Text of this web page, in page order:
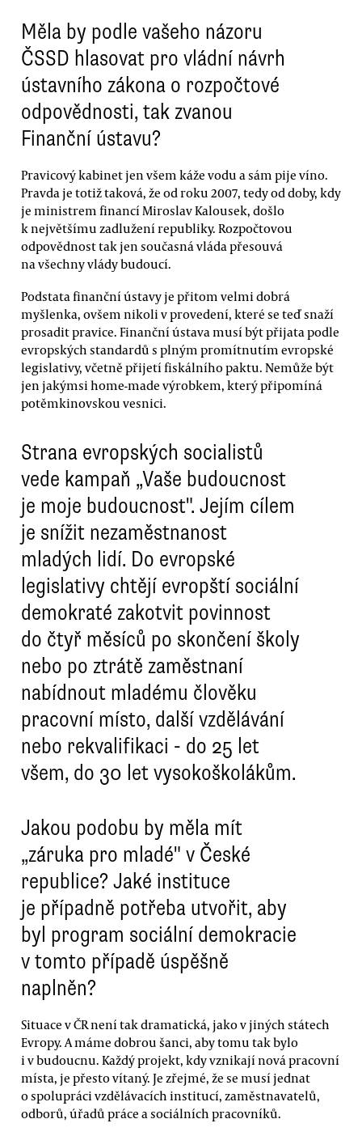
Měla by podle vašeho názoru
ČSSD hlasovat pro vládní návrh
ústavního zákona o rozpočtové
odpovědnosti, tak zvanou
Finanční ústavu?
Pravicový kabinet jen všem káže vodu a sám pije víno.
Pravda je totiž taková, že od roku 2007, tedy od doby, kdy
je ministrem financí Miroslav Kalousek, došlo
k největšímu zadlužení republiky. Rozpočtovou
odpovědnost tak jen současná vláda přesouvá
na všechny vlády budoucí.
Podstata finanční ústavy je přitom velmi dobrá
myšlenka, ovšem nikoli v provedení, které se teď snaží
prosadit pravice. Finanční ústava musí být přijata podle
evropských standardů s plným promítnutím evropské
legislativy, včetně přijetí fiskálního paktu. Nemůže být
jen jakýmsi home-made výrobkem, který připomíná
potěmkinovskou vesnici.
Strana evropských socialistů
vede kampaň „Vaše budoucnost
je moje budoucnost". Jejím cílem
je snížit nezaměstnanost
mladých lidí. Do evropské
legislativy chtějí evropští sociální
demokraté zakotvit povinnost
do čtyř měsíců po skončení školy
nebo po ztrátě zaměstnaní
nabídnout mladému člověku
pracovní místo, další vzdělávání
nebo rekvalifikaci - do 25 let
všem, do 30 let vysokoškolákům.
Jakou podobu by měla mít
„záruka pro mladé" v České
republice? Jaké instituce
je případně potřeba utvořit, aby
byl program sociální demokracie
v tomto případě úspěšně
naplněn?
Situace v ČR není tak dramatická, jako v jiných státech
Evropy. A máme dobrou šanci, aby tomu tak bylo
i v budoucnu. Každý projekt, kdy vznikají nová pracovní
místa, je přesto vítaný. Je zřejmé, že se musí jednat
o spolupráci vzdělávacích institucí, zaměstnavatelů,
odborů, úřadů práce a sociálních pracovníků.